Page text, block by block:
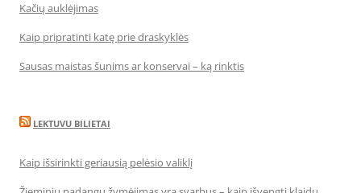
Kačių auklėjimas
Kaip pripratinti katę prie draskyklės
Sausas maistas šunims ar konservai – ką rinktis
LEKTUVU BILIETAI
Kaip išsirinkti geriausią pelėsio valiklį